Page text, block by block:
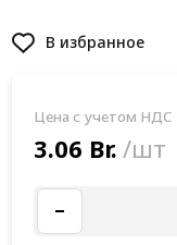
В избранное
Цена с учетом НДС
3.06 Br. /шт